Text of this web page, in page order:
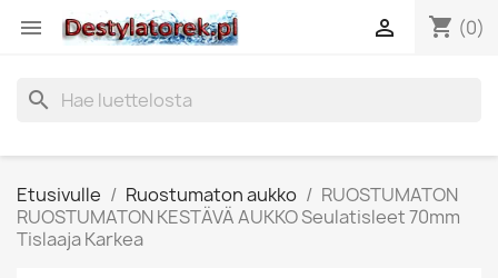
 shopping_cart (0)

search
Etusivulle Ruostumaton aukko
RUOSTUMATON
RUOSTUMATON KESTÄVÄ AUKKO Seulatisleet 70mm
Tislaaja Karkea